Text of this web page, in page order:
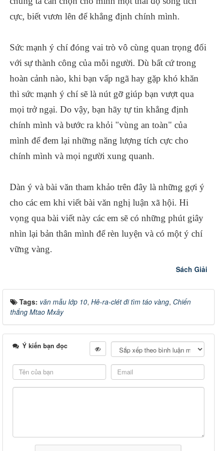
cực, biết vươn lên để khẳng định chính mình.
Sức mạnh ý chí đóng vai trò vô cùng quan trọng đối
với sự thành công của mỗi người. Dù bất cứ trong
hoàn cảnh nào, khi bạn vấp ngã hay gặp khó khăn
thì sức mạnh ý chí sẽ là nút gỡ giúp bạn vượt qua
mọi trở ngại. Do vậy, bạn hãy tự tin khẳng định
chính mình và bước ra khỏi "vùng an toàn" của
mình để đem lại những năng lượng tích cực cho
chính mình và mọi người xung quanh.
Dàn ý và bài văn tham khảo trên đây là những gợi ý
cho các em khi viết bài văn nghị luận xã hội. Hi
vọng qua bài viết này các em sẽ có những phút giây
nhìn lại bản thân mình để rèn luyện và có một ý chí
vững vàng.
Sách Giải
Tags: văn mẫu lớp 10, Hê-ra-clét đi tìm táo vàng, Chiến
thắng Mtao Mxây
Ý kiến bạn đọc